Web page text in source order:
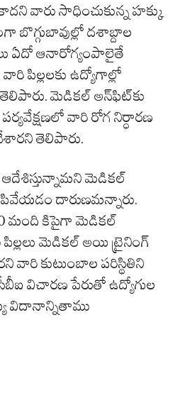
వారు సాధించుకున్న హక్కు
బొగ్గుబావుల్లో దశాబ్దాల
ఏదో ఆనారోగ్యంపాలైతే
పిల్లలకు ఉద్యోగాల్లో
తెలిపారు. మెడికల్ అన్‌ఫిట్‌కు
పర్యవేక్షణలో వారి రోగ నిర్ధారణ
తెలిపారు.
మెడికల్
దారుణమన్నారు.
మంది కిపైగా మెడికల్
మెడికల్ అయి ట్రైనింగ్
వారి కుటుంబాల పరిస్థితిని
విచారణ పేరుతో ఉద్యోగుల
విదానాన్నితాము